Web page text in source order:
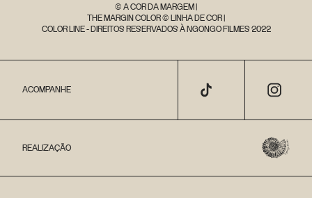
© A COR DA MARGEM |
THE MARGIN COLOR © LINHA DE COR |
COLOR LINE - DIREITOS RESERVADOS À NGONGO FILMES 2022
ACOMPANHE
REALIZAÇÃO